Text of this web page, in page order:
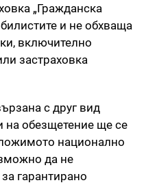
„Гражданска
и не обхваща
включително
застраховка
с друг вид
на обезщетение ще се
национално
да не
гарантирано